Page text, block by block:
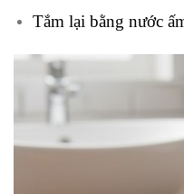
Tắm lại bằng nước